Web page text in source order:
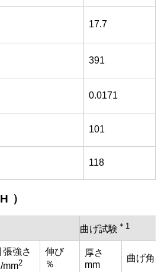
17.7
391
0.0171
101
118
）
曲げ試験 ＊1
張強さ
mm2
伸び
％
厚さ
mm
曲げ角